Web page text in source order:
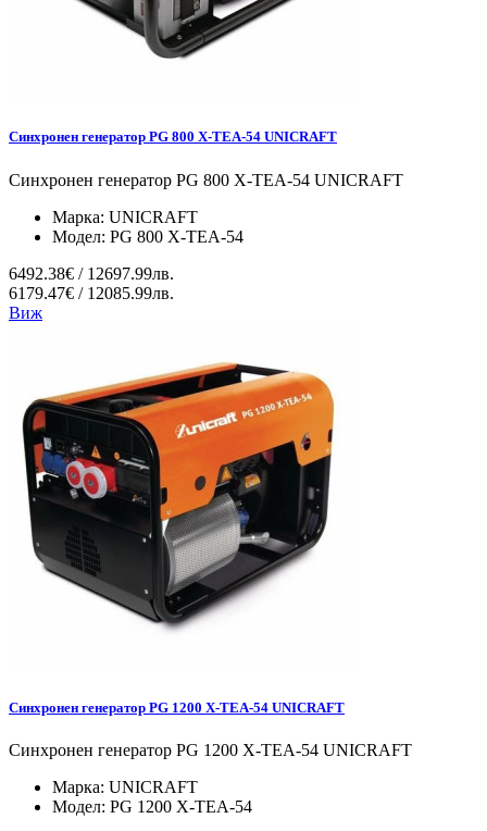
Синхронен генератор PG 800 X-TEA-54 UNICRAFT
Синхронен генератор PG 800 X-TEA-54 UNICRAFT
Марка: UNICRAFT
Модел: PG 800 X-TEA-54
6492.38€ / 12697.99лв.
6179.47€ / 12085.99лв.
Виж
Синхронен генератор PG 1200 X-TEA-54 UNICRAFT
Синхронен генератор PG 1200 X-TEA-54 UNICRAFT
Марка: UNICRAFT
Модел: PG 1200 X-TEA-54